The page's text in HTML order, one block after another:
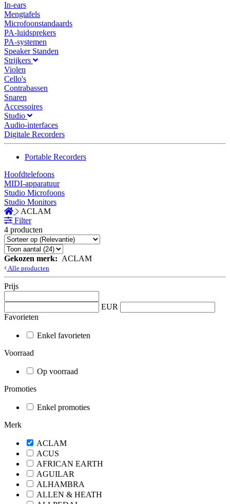
In-ears
Mengtafels
Microfoonstandaards
PA-luidsprekers
PA-systemen
Speaker Standen
Strijkers
Violen
Cello's
Contrabassen
Snaren
Accessoires
Studio
Audio-interfaces
Digitale Recorders
Portable Recorders
Hoofdtelefoons
MIDI-apparatuur
Studio Microfoons
Studio Monitors
ACLAM
Filter
4 producten
Gekozen merk: ACLAM
Alle producten
Prijs
EUR
Favorieten
Enkel favorieten
Voorraad
Op voorraad
Promoties
Enkel promoties
Merk
ACLAM
ACUS
AFRICAN EARTH
AGUILAR
ALHAMBRA
ALLEN & HEATH